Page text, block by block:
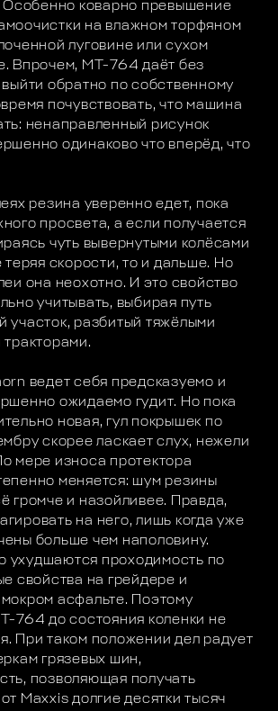
Особенно коварно превышение
на влажном торфяном
луговине или сухом
Впрочем, МТ-764 даёт без
выйти обратно по собственному
почувствовать, что машина
ненаправленный рисунок
одинаково что вперёд, что
резина уверенно едет, пока
просвета, а если получается
чуть вывернутыми колёсами
теряя скорости, то и дальше. Но
она неохотно. И это свойство
учитывать, выбирая путь
участок, разбитый тяжёлыми
тракторами.
ведет себя предсказуемо и
ожидаемо гудит. Но пока
новая, гул покрышек по
скорее ласкает слух, нежели
мере износа протектора
меняется: шум резины
громче и назойливее. Правда,
на него, лишь когда уже
больше чем наполовину.
ухудшаются проходимость по
свойства на грейдере и
асфальте. Поэтому
764 до состояния коленки не
При таком положении дел радует
грязевых шин,
позволяющая получать
Maxxis долгие десятки тысяч